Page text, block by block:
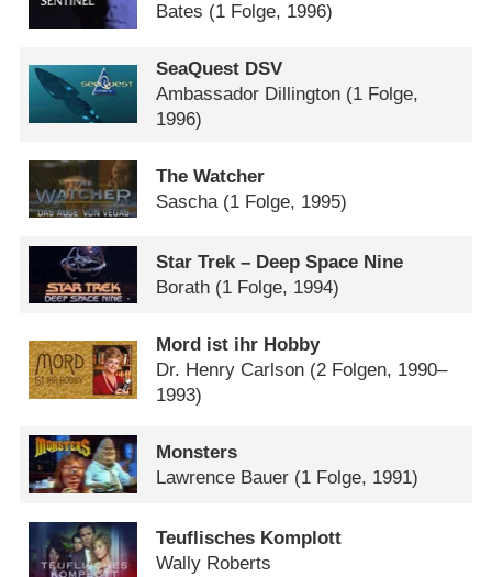
Bates (1 Folge, 1996)
SeaQuest DSV
Ambassador Dillington (1 Folge,
1996)
The Watcher
Sascha (1 Folge, 1995)
Star Trek – Deep Space Nine
Borath (1 Folge, 1994)
Mord ist ihr Hobby
Dr. Henry Carlson (2 Folgen, 1990–
1993)
Monsters
Lawrence Bauer (1 Folge, 1991)
Teuflisches Komplott
Wally Roberts